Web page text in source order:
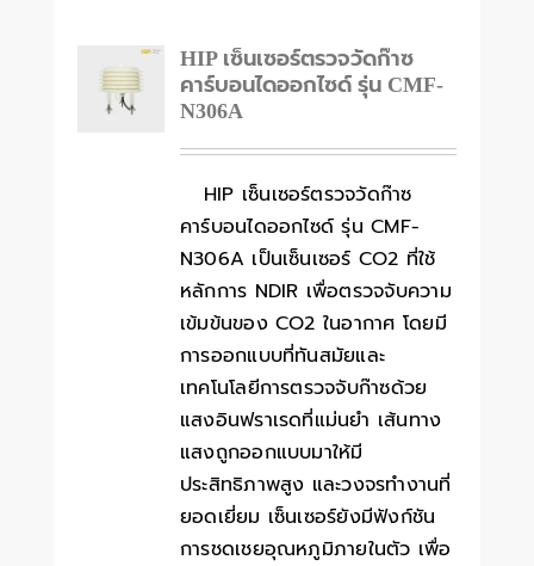
HIP เซ็นเซอร์ตรวจวัดก๊าซ
คาร์บอนไดออกไซด์ รุ่น CMF-
N306A
HIP เซ็นเซอร์ตรวจวัดก๊าซ
คาร์บอนไดออกไซด์ รุ่น CMF-
N306A เป็นเซ็นเซอร์ CO2 ที่ใช้
หลักการ NDIR เพื่อตรวจจับความ
เข้มข้นของ CO2 ในอากาศ โดยมี
การออกแบบที่ทันสมัยและ
เทคโนโลยีการตรวจจับก๊าซด้วย
แสงอินฟราเรดที่แม่นยำ เส้นทาง
แสงถูกออกแบบมาให้มี
ประสิทธิภาพสูง และวงจรทำงานที่
ยอดเยี่ยม เซ็นเซอร์ยังมีฟังก์ชัน
การชดเชยอุณหภูมิภายในตัว เพื่อ